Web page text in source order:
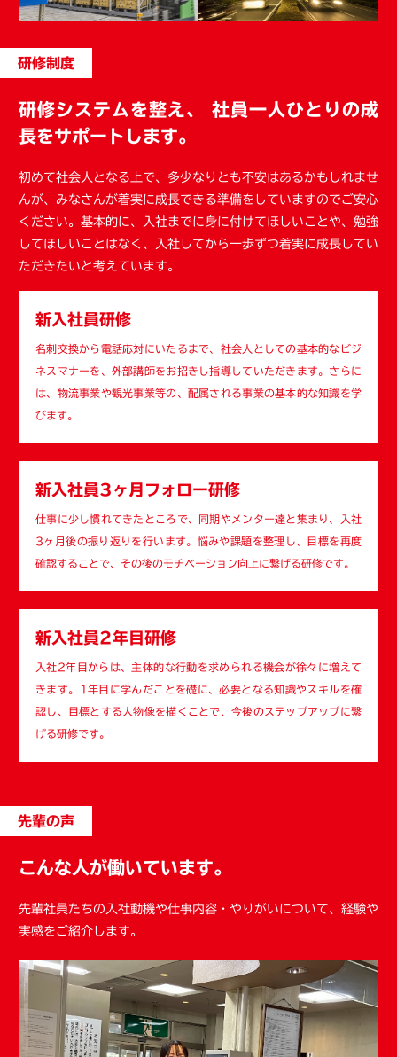
研修制度
研修システムを整え、
社員一人ひとりの成
長をサポートします。
初めて社会人となる上で、多少なりとも不安はあるかもしれませ
んが、みなさんが着実に成長できる準備をしていますのでご安心
ください。基本的に、入社までに身に付けてほしいことや、勉強
してほしいことはなく、入社してから一歩ずつ着実に成長してい
ただきたいと考えています。
新入社員研修
名刺交換から電話応対にいたるまで、社会人としての基本的なビジ
ネスマナーを、外部講師をお招きし指導していただきます。さらに
は、物流事業や観光事業等の、配属される事業の基本的な知識を学
びます。
新入社員3ヶ月フォロー研修
仕事に少し慣れてきたところで、同期やメンター達と集まり、入社
3ヶ月後の振り返りを行います。悩みや課題を整理し、目標を再度
確認することで、その後のモチベーション向上に繋げる研修です。
新入社員2年目研修
入社2年目からは、主体的な行動を求められる機会が徐々に増えて
きます。1年目に学んだことを礎に、必要となる知識やスキルを確
認し、目標とする人物像を描くことで、今後のステップアップに繋
げる研修です。
先輩の声
こんな人が働いています。
先輩社員たちの入社動機や仕事内容・やりがいについて、経験や
実感をご紹介します。